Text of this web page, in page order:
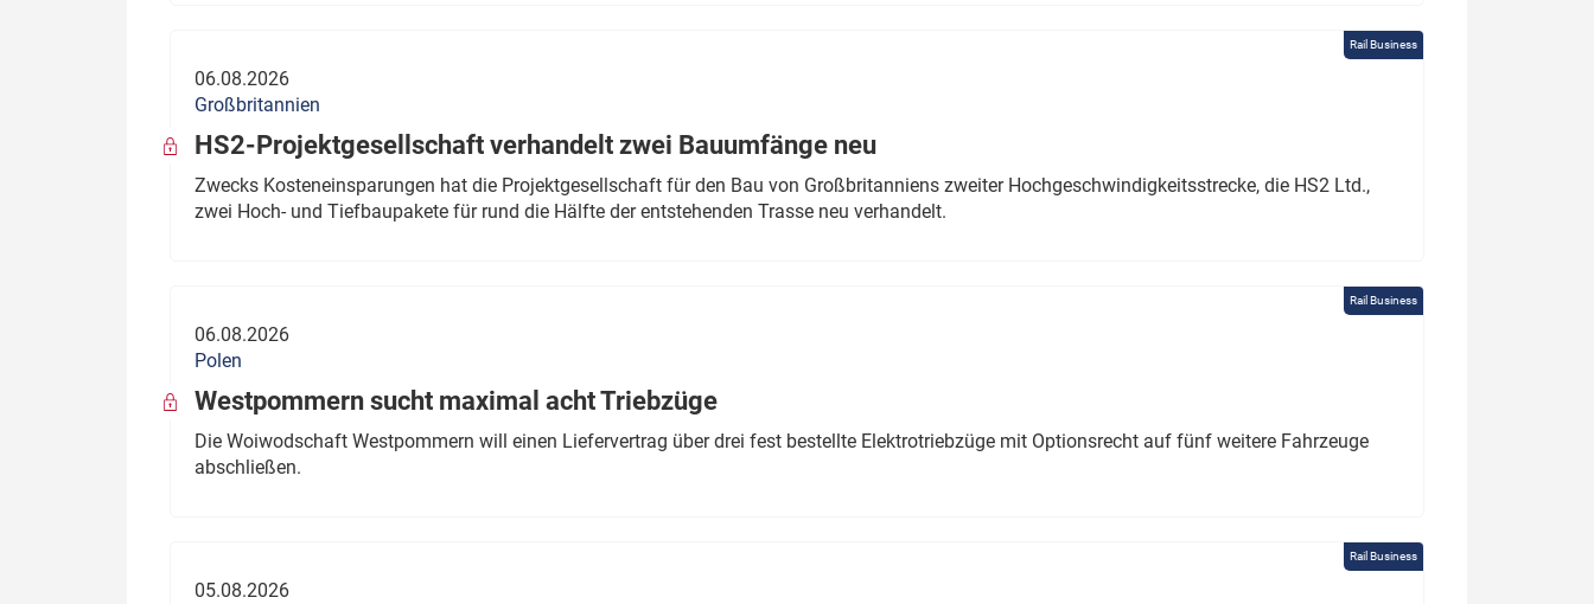
Rail Business
06.08.2026
Großbritannien
HS2-Projektgesellschaft verhandelt zwei Bauumfänge neu
Zwecks Kosteneinsparungen hat die Projektgesellschaft für den Bau von Großbritanniens zweiter Hochgeschwindigkeitsstrecke, die HS2 Ltd.,
zwei Hoch- und Tiefbaupakete für rund die Hälfte der entstehenden Trasse neu verhandelt.
Rail Business
06.08.2026
Polen
Westpommern sucht maximal acht Triebzüge
Die Woiwodschaft Westpommern will einen Liefervertrag über drei fest bestellte Elektrotriebzüge mit Optionsrecht auf fünf weitere Fahrzeuge
abschließen.
Rail Business
05.08.2026